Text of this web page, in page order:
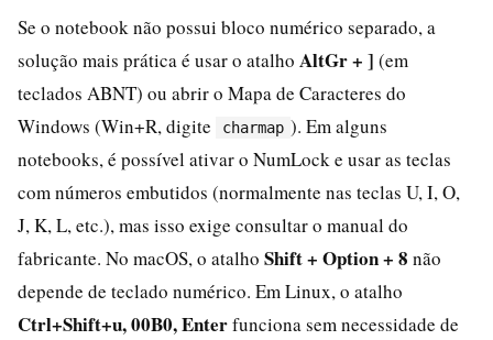
Se o notebook não possui bloco numérico separado, a
solução mais prática é usar o atalho AltGr + ] (em
teclados ABNT) ou abrir o Mapa de Caracteres do
Windows (Win+R, digite
charmap ). Em alguns
notebooks, é possível ativar o NumLock e usar as teclas
com números embutidos (normalmente nas teclas U, I, O,
J, K, L, etc.), mas isso exige consultar o manual do
fabricante. No macOS, o atalho Shift + Option + 8 não
depende de teclado numérico. Em Linux, o atalho
Ctrl+Shift+u, 00B0, Enterfunciona sem necessidade de